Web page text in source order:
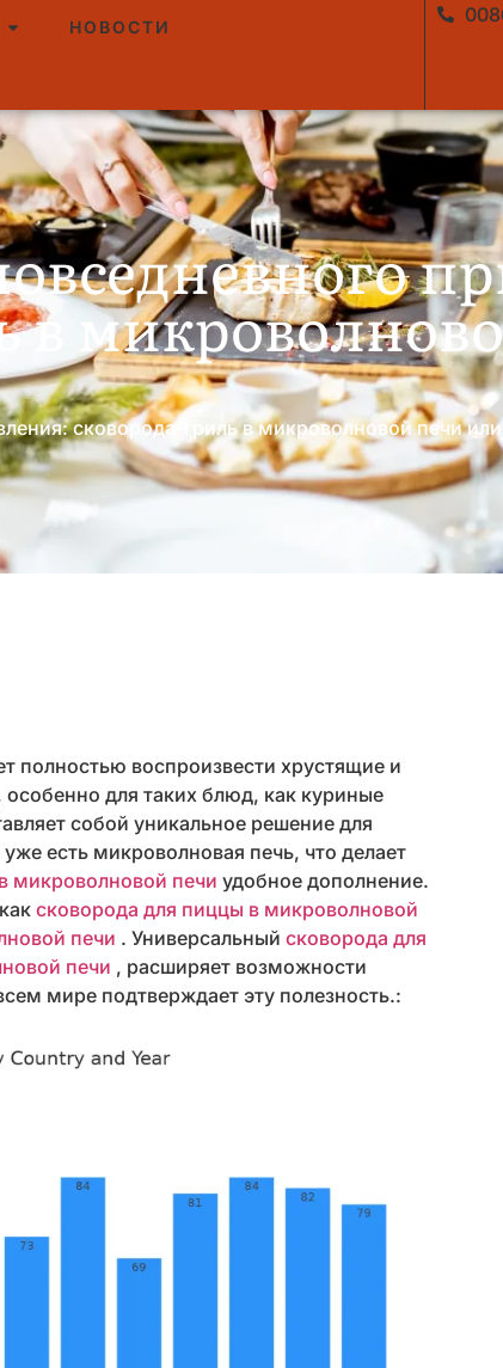
НОВОСТИ
в
сковорода-гриль в микроволновой печи
полностью воспроизвести хрустящие и
для таких блюд, как куриные
собой уникальное решение для
есть микроволновая печь, что делает
микроволновой печи удобное дополнение.
сковорода для пиццы в микроволновой
печи . Универсальный сковорода для
печи , расширяет возможности
мире подтверждает эту полезность.: